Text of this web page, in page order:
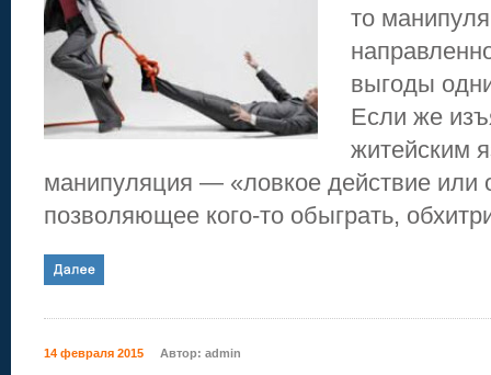
то
выгоды
Если же
житейским
манипуляция — «ловкое действие или
позволяющее кого-то обыграть,
14 февраля 2015 Автор: admin